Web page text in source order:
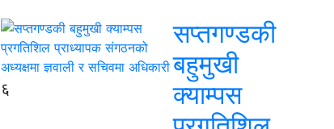
६
सप्तगण्डकी
बहुमुखी
क्याम्पस